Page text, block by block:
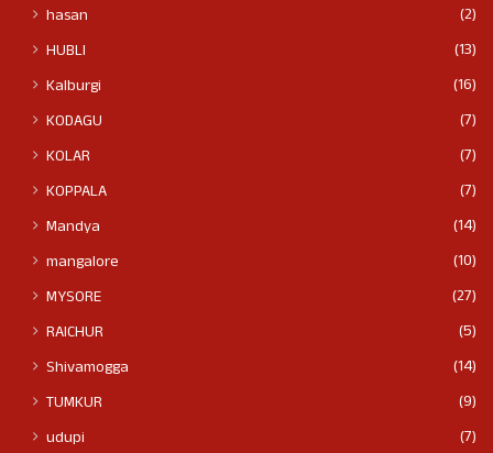
hasan
(2)
HUBLI
(13)
Kalburgi
(16)
KODAGU
(7)
KOLAR
(7)
KOPPALA
(7)
Mandya
(14)
mangalore
(10)
MYSORE
(27)
RAICHUR
(5)
Shivamogga
(14)
TUMKUR
(9)
udupi
(7)